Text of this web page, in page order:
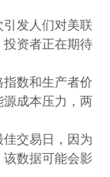
发人们对美联
资者正在期待
数和生产者价
成本压力，两
交易日，因为
数据可能会影